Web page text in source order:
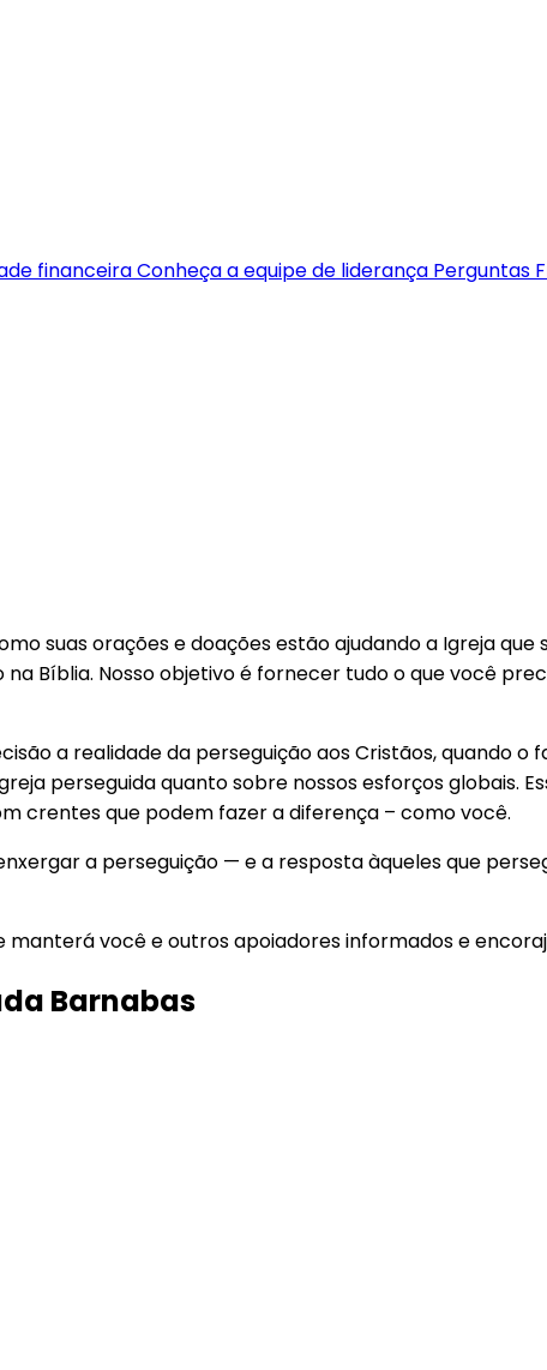
financeiraConheça a equipe de liderança Perguntas
suas orações e doações estão ajudando a Igreja que
Bíblia. Nosso objetivo é fornecer tudo o que você
a realidade da perseguição aos Cristãos, quando o
perseguida quanto sobre nossos esforços globais.
crentes que podem fazer a diferença – como você.
a perseguição — e a resposta àqueles que
você e outros apoiadores informados e
Barnabas